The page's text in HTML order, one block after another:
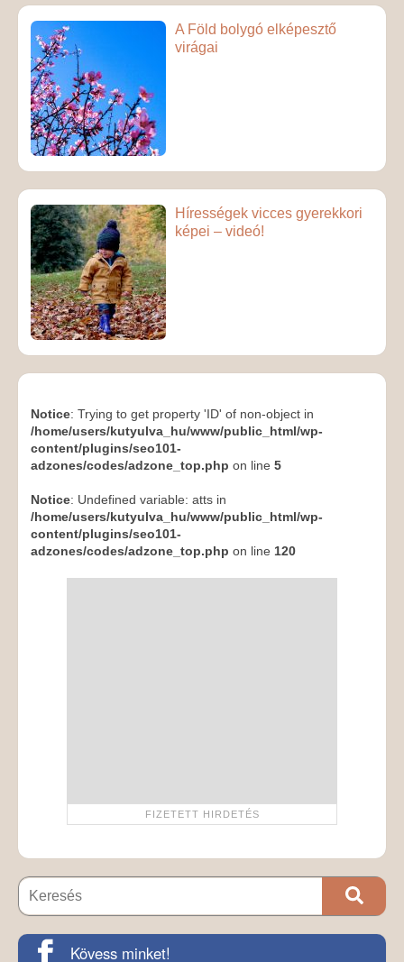
A Föld bolygó elképesztő
virágai
Hírességek vicces gyerekkori
képei – videó!
Notice: Trying to get property 'ID' of non-object in
/home/users/kutyulva_hu/www/public_html/wp-
content/plugins/seo101-
adzones/codes/adzone_top.php on line 5
Notice: Undefined variable: atts in
/home/users/kutyulva_hu/www/public_html/wp-
content/plugins/seo101-
adzones/codes/adzone_top.php on line 120
Kövess minket!